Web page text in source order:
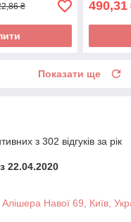
₴ 490,31
Показати ще
з 302 відгуків за рік
22.04.2020
Алішера Навої 69, Київ,